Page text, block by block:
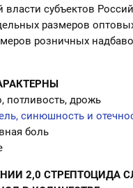
власти субъектов
размеров
розничных
потливость, дрожь
синюшность и
боль
2,0 СТРЕПТОЦИДА